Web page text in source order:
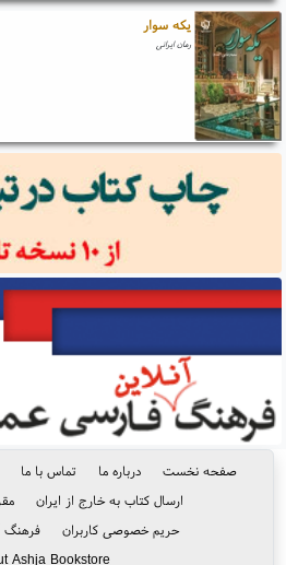
یکه سوار
رمان ایرانی
صفحه نخست درباره ما تماس با ما
ارسال کتاب به خارج از ایران
حریم خصوصی کاربران
فرهنگ
Ashja Bookstore